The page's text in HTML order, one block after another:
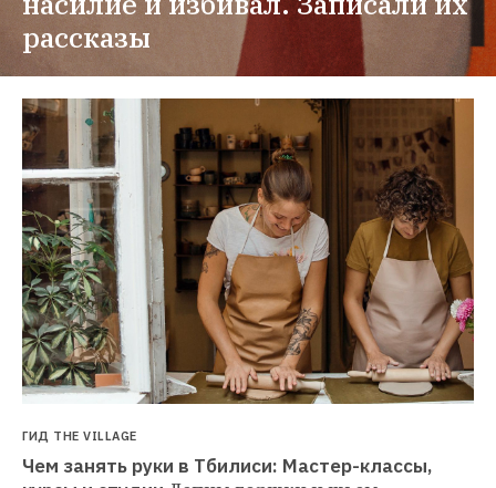
рассказы
ГИД THE VILLAGE
Чем занять руки в Тбилиси: Мастер-классы,